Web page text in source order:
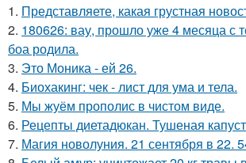
1. Представляете, какая грустная
2. 180626: вау, прошло уже 4 месяца с
боа родила.
3. Это Моника - ей 26.
4. Биохакинг: чек - лист для ума и тела.
5. Мы жуём прополис в чистом виде.
6. Рецепты диетадюкан. Тушеная
7. Магия новолуния. 21 сентября в 22.